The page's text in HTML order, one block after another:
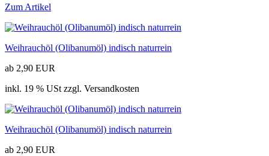
Zum Artikel
Weihrauchöl (Olibanumöl) indisch naturrein
ab 2,90 EUR
inkl. 19 % USt zzgl. Versandkosten
Weihrauchöl (Olibanumöl) indisch naturrein
ab 2,90 EUR